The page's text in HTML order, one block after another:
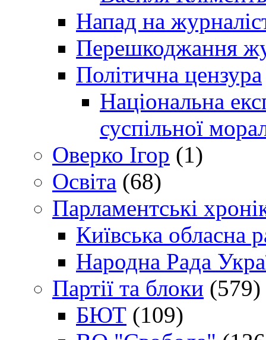
Напад на
Перешкоджання
Політична цензура
Національна
суспільної
Оверко Ігор (1)
Освіта (68)
Парламентські
Київська обласна
Народна Рада
Партії та блоки (579)
БЮТ (109)